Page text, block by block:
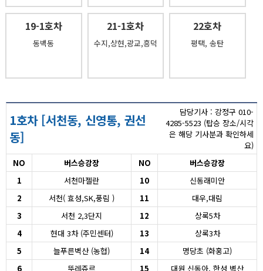
19-1호차
동백동
21-1호차
수지,상현,광교,흥덕
22호차
평택, 송탄
1호차 [서천동, 신영통, 권선
동]
담당기사 : 강정구 010-
4285-5523 (탑승 장소/시각
은 해당 기사분과 확인하세
요)
NO
버스승강장 NO
버스승강장
1
서천마젤란 10
신동래미안
2
서천( 효성,SK,풍림 ) 11
대우,대림
3
서천 2,3단지 12
상록5차
4
현대 3차 (주민센터) 13
상록3차
5
늘푸른벽산 (농협) 14
명당초 (화홍고)
6
뚜레쥬르 15
대원 신동아, 한성 벽산